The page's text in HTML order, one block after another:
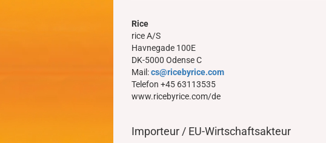
Rice
rice A/S
Havnegade 100E
DK-5000 Odense C
Mail:cs@ricebyrice.com
Telefon +45 63113535
www.ricebyrice.com/de
Importeur / EU-Wirtschaftsakteur